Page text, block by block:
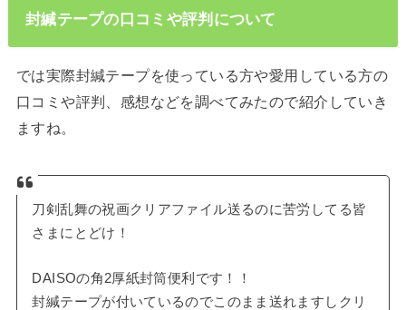
封緘テープの口コミや評判について
では実際封緘テープを使っている方や愛用している方の
口コミや評判、感想などを調べてみたので紹介していき
ますね。
刀剣乱舞の祝画クリアファイル送るのに苦労してる皆
さまにとどけ！
DAISOの角2厚紙封筒便利です！！
封緘テープが付いているのでこのまま送れますしクリ